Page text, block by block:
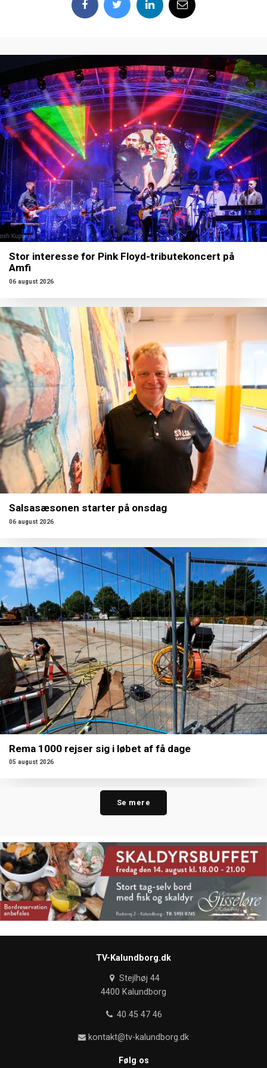
Stor interesse for Pink Floyd-tributekoncert på
Amfi
06 august 2026
Salsasæsonen starter på onsdag
06 august 2026
Rema 1000 rejser sig i løbet af få dage
05 august 2026
Se mere
TV-Kalundborg.dk
Stejlhøj 44
4400 Kalundborg
40 45 47 46
kontakt@tv-kalundborg.dk
Følg os